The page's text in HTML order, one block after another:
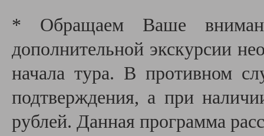
* Обращаем Ваше
дополнительной экскурсии
начала тура. В противном
подтверждения, а при
рублей. Данная программа